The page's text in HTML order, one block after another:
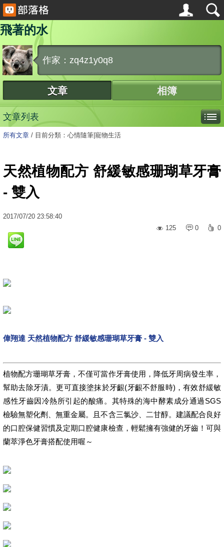
飛著的水
作家：zq4z1y0q8
文章 相簿
文章列表
所有文章 / 目前分類：心情隨筆|寵物生活
天然植物配方 舒緩敏感珊瑚草牙膏
- 雙入
2017/07/20 23:58:40
125
0 0
偉翔達 天然植物配方 舒緩敏感珊瑚草牙膏 - 雙入
植物配方珊瑚草牙膏，不僅可當作牙膏使用，降低牙周病發生率，
幫助去除牙漬。更可直接塗抹於牙齦(牙齦不舒服時)，有效舒緩敏
感性牙齒因冷熱所引起的酸痛。其特殊的海中酵素成分通過SGS
檢驗無塑化劑、無重金屬。且不含三氯沙、二甘醇。建議配合良好
的口腔保健習慣及定期口腔健康檢查，輕鬆擁有強健的牙齒！可與
蘭萃淨色牙膏搭配使用喔～